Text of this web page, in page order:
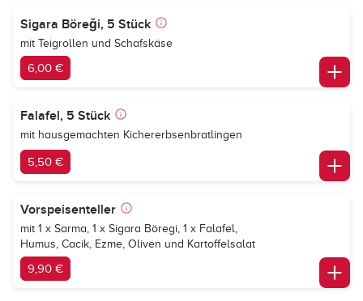
Sigara Böreği, 5 Stück
mit Teigrollen und Schafskäse
6,00 €
Falafel, 5 Stück
mit hausgemachten Kichererbsenbratlingen
5,50 €
Vorspeisenteller
mit 1 x Sarma, 1 x Sigara Böregi, 1 x Falafel,
Humus, Cacik, Ezme, Oliven und Kartoffelsalat
9,90 €